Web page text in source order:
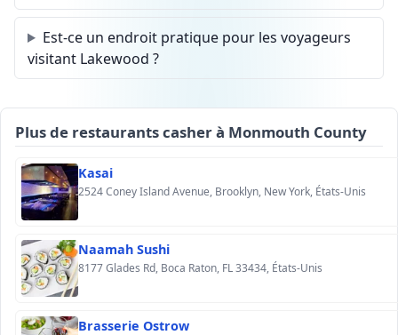
Est-ce un endroit pratique pour les voyageurs
visitant Lakewood ?
Plus de restaurants casher à Monmouth County
Kasai
2524 Coney Island Avenue, Brooklyn, New York, États-Unis
Naamah Sushi
8177 Glades Rd, Boca Raton, FL 33434, États-Unis
Brasserie Ostrow